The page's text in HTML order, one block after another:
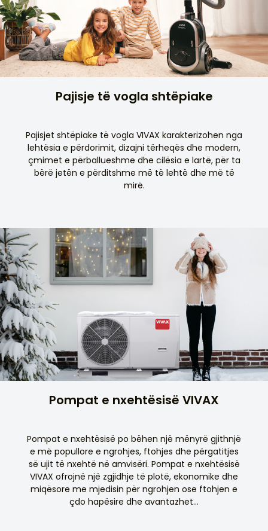
Pajisje të vogla shtëpiake
Pajisjet shtëpiake të vogla VIVAX karakterizohen nga
lehtësia e përdorimit, dizajni tërheqës dhe modern,
çmimet e përballueshme dhe cilësia e lartë, për ta
bërë jetën e përditshme më të lehtë dhe më të
mirë.
Pompat e nxehtësisë VIVAX
Pompat e nxehtësisë po bëhen një mënyrë gjithnjë
e më popullore e ngrohjes, ftohjes dhe përgatitjes
së ujit të nxehtë në amvisëri. Pompat e nxehtësisë
VIVAX ofrojnë një zgjidhje të plotë, ekonomike dhe
miqësore me mjedisin për ngrohjen ose ftohjen e
çdo hapësire dhe avantazhet...